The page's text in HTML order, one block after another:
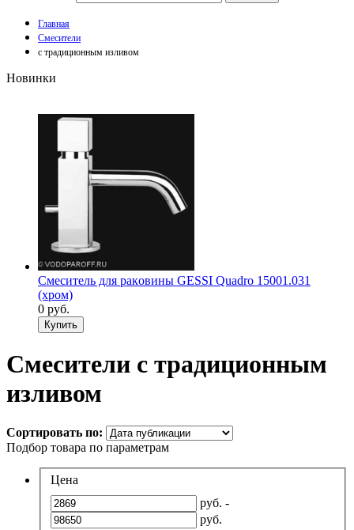
Главная
Смесители
с традиционным изливом
Новинки
Смеситель для рaкoвины GESSI Quadro 15001.031
(хрoм)
0 руб.
Купить
Смесители с традиционным
изливом
Сортировать по:
Подбор товара по параметрам
Цена
руб. -
руб.